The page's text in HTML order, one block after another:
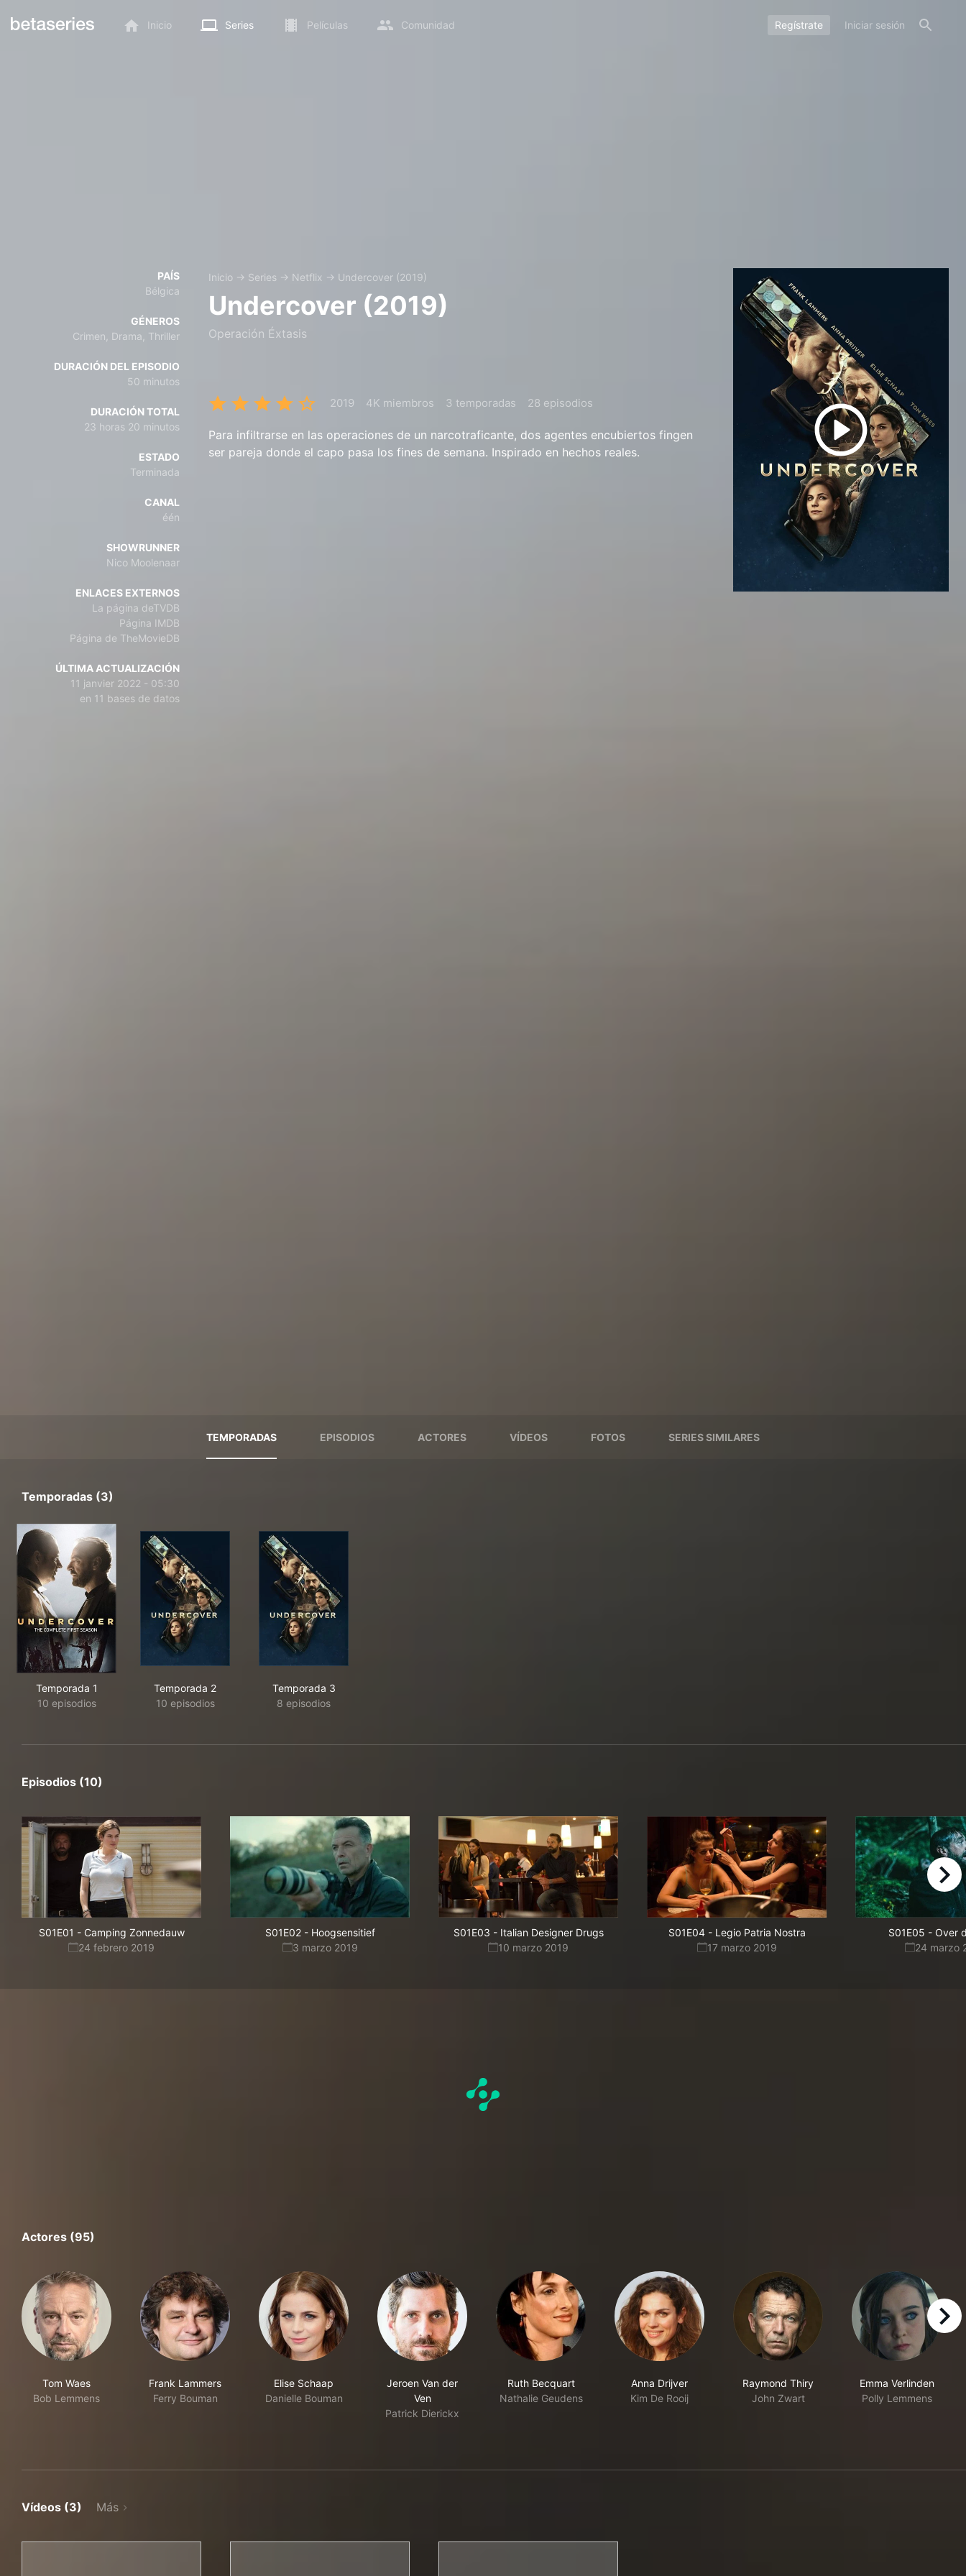
Inicio Series Películas Comunidad Regístrate Iniciar sesión
PAÍS
Bélgica
GÉNEROS
Crimen, Drama, Thriller
DURACIÓN DEL EPISODIO
50 minutos
DURACIÓN TOTAL
23 horas 20 minutos
ESTADO
Terminada
CANAL
één
SHOWRUNNER
Nico Moolenaar
ENLACES EXTERNOS
La página deTVDB
Página IMDB
Página de TheMovieDB
ÚLTIMA ACTUALIZACIÓN
11 janvier 2022 - 05:30
en 11 bases de datos
Inicio → Series → Netflix → Undercover (2019)
Undercover (2019)
Operación Éxtasis
2019 4K miembros 3 temporadas 28 episodios
Para infiltrarse en las operaciones de un narcotraficante, dos agentes encubiertos fingen
ser pareja donde el capo pasa los fines de semana. Inspirado en hechos reales.
TEMPORADAS EPISODIOS ACTORES VÍDEOS FOTOS SERIES SIMILARES
Temporadas (3)
Temporada 1
10 episodios
Temporada 2
10 episodios
Temporada 3
8 episodios
Episodios (10)
S01E01 - Camping Zonnedauw
24 febrero 2019
S01E02- Hoogsensitief
3 marzo 2019
S01E03 - Italian Designer Drugs
10 marzo 2019
S01E04- Legio Patria Nostra
17 marzo 2019
S01E05 - Over
24 marzo
right
Actores (95)
Tom Waes
Bob Lemmens
Frank Lammers
Ferry Bouman
Elise Schaap
Danielle Bouman
Jeroen Van der
Ven
Patrick Dierickx
Ruth Becquart
Nathalie Geudens
Anna Drijver
Kim De Rooij
Raymond Thiry
John Zwart
Emma Verlinden
Polly Lemmens
right
Vídeos (3) Más